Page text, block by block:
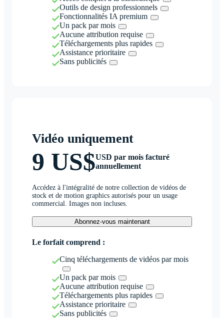
Outils de design professionnels
Fonctionnalités IA premium
Un pack par mois
Aucune attribution requise
Téléchargements plus rapides
Assistance prioritaire
Sans publicités
Vidéo uniquement
9 US$USD par mois facturé
annuellement
Accédez à l'intégralité de notre collection de vidéos de
stock et de motion graphics autorisés pour un usage
commercial. Images non incluses.
Abonnez-vous maintenant
Le forfait comprend :
Cinq téléchargements de vidéos par mois
Un pack par mois
Aucune attribution requise
Téléchargements plus rapides
Assistance prioritaire
Sans publicités